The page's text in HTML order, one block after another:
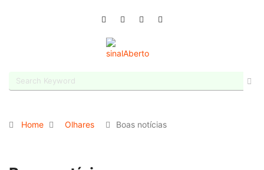
Home Olhares Boas notícias